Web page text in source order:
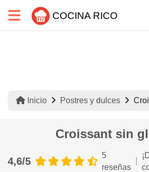
COCINA RICO
Inicio Postres y dulces
Croissant sin
4,6/5
5
reseñas